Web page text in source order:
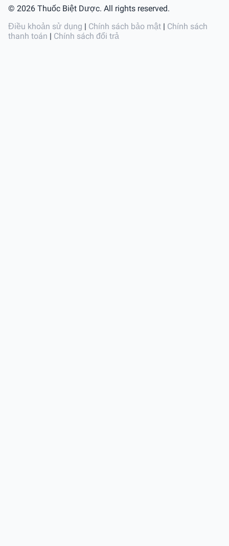
© 2026 Thuốc Biệt Dược. All rights reserved.
Điều khoản sử dụng | Chính sách bảo mật | Chính sách
thanh toán | Chính sách đổi trả